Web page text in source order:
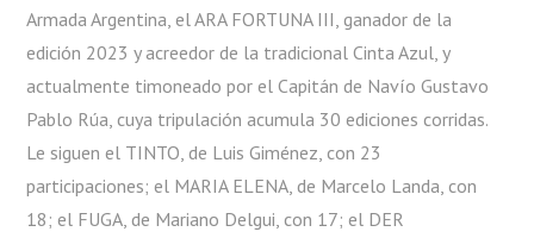
Armada Argentina, el ARA FORTUNA III, ganador de la
edición 2023 y acreedor de la tradicional Cinta Azul, y
actualmente timoneado por el Capitán de Navío Gustavo
Pablo Rúa, cuya tripulación acumula 30 ediciones corridas.
Le siguen el TINTO, de Luis Giménez, con 23
participaciones; el MARIA ELENA, de Marcelo Landa, con
18; el FUGA, de Mariano Delgui, con 17; el DER